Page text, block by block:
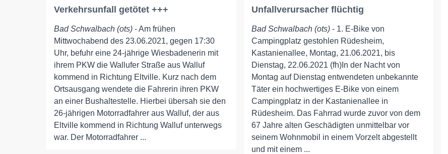
Verkehrsunfall getötet +++
Bad Schwalbach (ots) - Am frühen
Mittwochabend des 23.06.2021, gegen 17:30
Uhr, befuhr eine 24-jährige Wiesbadenerin mit
ihrem PKW die Wallufer Straße aus Walluf
kommend in Richtung Eltville. Kurz nach dem
Ortsausgang wendete die Fahrerin ihren PKW
an einer Bushaltestelle. Hierbei übersah sie den
26-jährigen Motorradfahrer aus Walluf, der aus
Eltville kommend in Richtung Walluf unterwegs
war. Der Motorradfahrer ...
Unfallverursacher flüchtig
Bad Schwalbach (ots)- 1. E-Bike von
Campingplatz gestohlen Rüdesheim,
Kastanienallee, Montag, 21.06.2021, bis
Dienstag, 22.06.2021 (fh)In der Nacht von
Montag auf Dienstag entwendeten unbekannte
Täter ein hochwertiges E-Bike von einem
Campingplatz in der Kastanienallee in
Rüdesheim. Das Fahrrad wurde zuvor von dem
67 Jahre alten Geschädigten unmittelbar vor
seinem Wohnmobil in einem Vorzelt abgestellt
und mit einem ...